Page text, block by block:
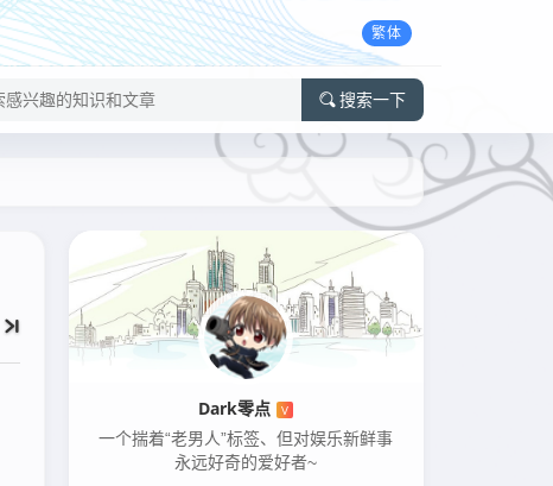
繁体
搜索一下
Dark零点 V
一个揣着“老男人”标签、但对娱乐新鲜事
永远好奇的爱好者~